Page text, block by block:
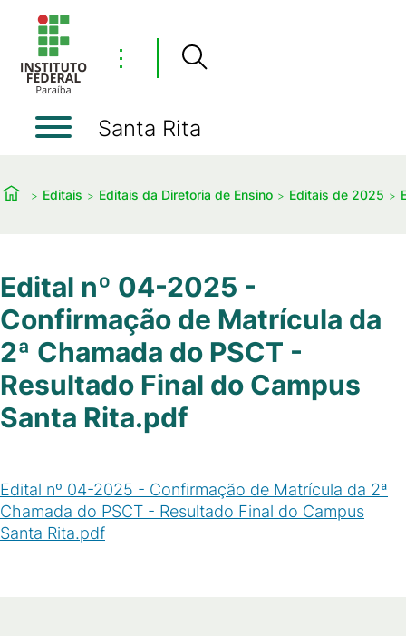
⋮
Santa Rita
Editais Editais da Diretoria de Ensino Editais de 2025
Edital nº 04-2025 -
Confirmação de Matrícula da
2ª Chamada do PSCT -
Resultado Final do Campus
Santa Rita.pdf
Edital nº 04-2025 - Confirmação de Matrícula da 2ª
Chamada do PSCT - Resultado Final do Campus
Santa Rita.pdf